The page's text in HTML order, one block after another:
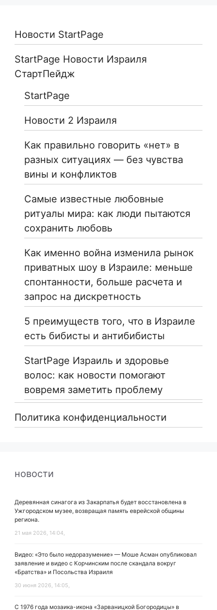
Новости StartPage
StartPage Новости Израиля
СтартПейдж
StartPage
Новости 2 Израиля
Как правильно говорить «нет» в
разных ситуациях — без чувства
вины и конфликтов
Самые известные любовные
ритуалы мира: как люди пытаются
сохранить любовь
Как именно война изменила рынок
приватных шоу в Израиле: меньше
спонтанности, больше расчета и
запрос на дискретность
5 преимуществ того, что в Израиле
есть бибисты и антибибисты
StartPage Израиль и здоровье
волос: как новости помогают
вовремя заметить проблему
Политика конфиденциальности
новости
Деревянная синагога из Закарпатья будет восстановлена в
Ужгородском музее, возвращая память еврейской общины
региона.
21 мая 2026, 14:04,
Видео: «Это было недоразумение» — Моше Асман опубликовал
заявление и видео с Корчинским после скандала вокруг
«Братства» и Посольства Израиля
30 июня 2026, 14:05,
С 1976 года мозаика-икона «Зарваницкой Богородицы» в